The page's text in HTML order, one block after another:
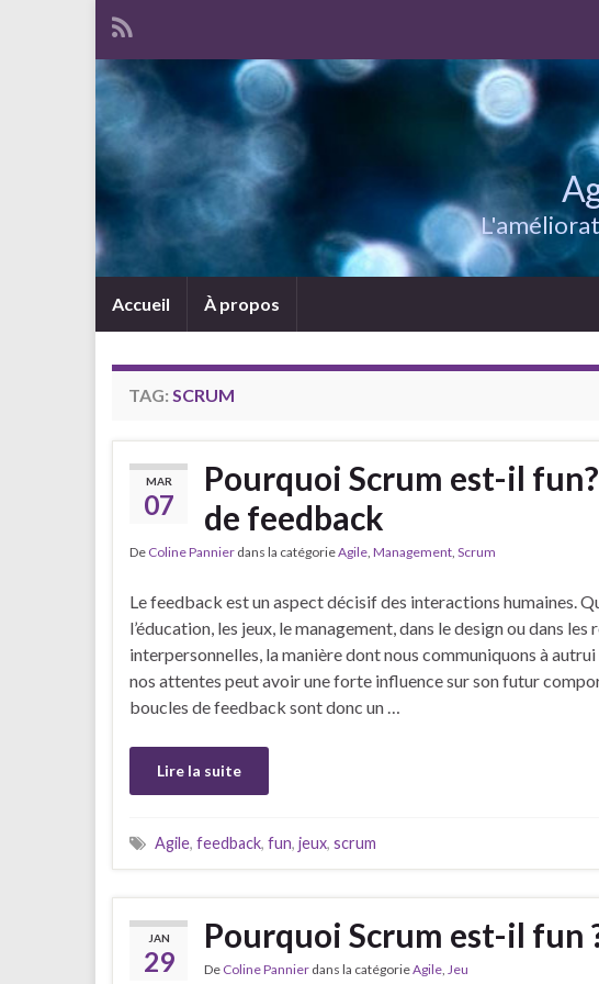
Accueil À propos
TAG: SCRUM
MAR
07
Pourquoi Scrum est-il
de feedback
De Coline Pannier dans la catégorieAgile, Management, Scrum
Le feedback est un aspect décisif des interactions humaines.
l’éducation, les jeux, le management, dans le design ou dans les
interpersonnelles, la manière dont nous communiquons à autrui
nos attentes peut avoir une forte influence sur son futur
boucles de feedback sont donc un …
Lire la suite
Agile, feedback, fun, jeux, scrum
JAN
29
Pourquoi Scrum est-il fun
De Coline Pannier dans la catégorieAgile, Jeu